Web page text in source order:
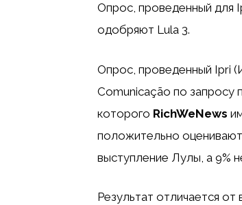
Опрос, проведенный для
одобряют Lula 3.
Опрос, проведенный Ipri
Comunicação по запросу
которого RichWeNews
положительно
выступление Лулы, а 9%
Результат отличается